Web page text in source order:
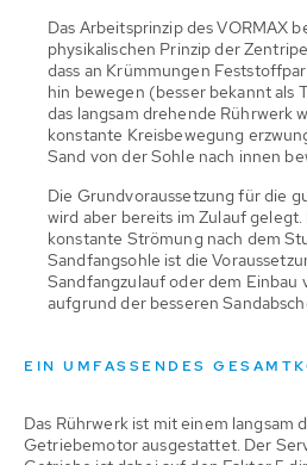
Das Arbeitsprinzip des VORMAX
physikalischen Prinzip der
dass an Krümmungen
hin bewegen (besser bekannt als
das langsam drehende Rührwerk
konstante Kreisbewegung
Sand von der Sohle nach innen
Die Grundvoraussetzung für die
wird aber bereits im Zulauf
konstante Strömung nach dem
Sandfangsohle ist die
Sandfangzulauf oder dem
aufgrund der besseren
EIN UMFASSENDES
Das Rührwerk ist mit einem langsam
Getriebemotor ausgestattet. Der